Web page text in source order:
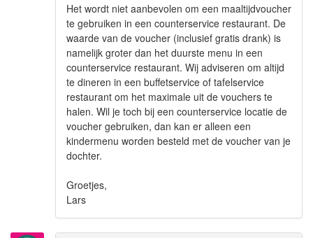
Het wordt niet aanbevolen om een maaltijdvoucher
te gebruiken in een counterservice restaurant. De
waarde van de voucher (inclusief gratis drank) is
namelijk groter dan het duurste menu in een
counterservice restaurant. Wij adviseren om altijd
te dineren in een buffetservice of tafelservice
restaurant om het maximale uit de vouchers te
halen. Wil je toch bij een counterservice locatie de
voucher gebruiken, dan kan er alleen een
kindermenu worden besteld met de voucher van je
dochter.
Groetjes,
Lars